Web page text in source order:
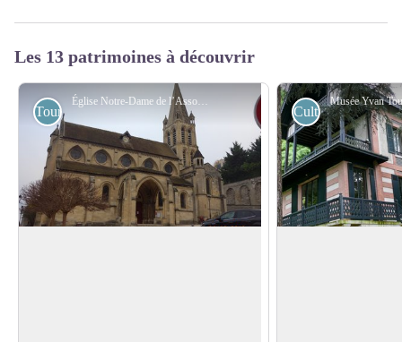
Les 13 patrimoines à découvrir
Église Notre-Dame de l’Assomption à Bougival - Association Colomban en Brie
Touristiques Culturels